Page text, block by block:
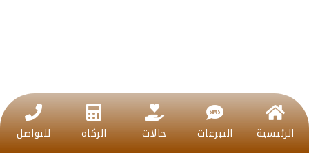
الرئيسية التبرعات حالات الزكاة للتواصل